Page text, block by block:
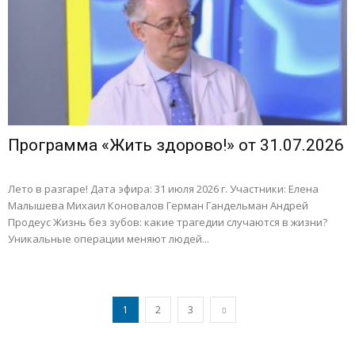
Программа «Жить здорово!» от 31.07.2026
Лето в разгаре! Дата эфира: 31 июля 2026 г. Участники: Елена
Малышева Михаил Коновалов Герман Гандельман Андрей
Продеус Жизнь без зубов: какие трагедии случаются в жизни?
Уникальные операции меняют людей...
1 2 3